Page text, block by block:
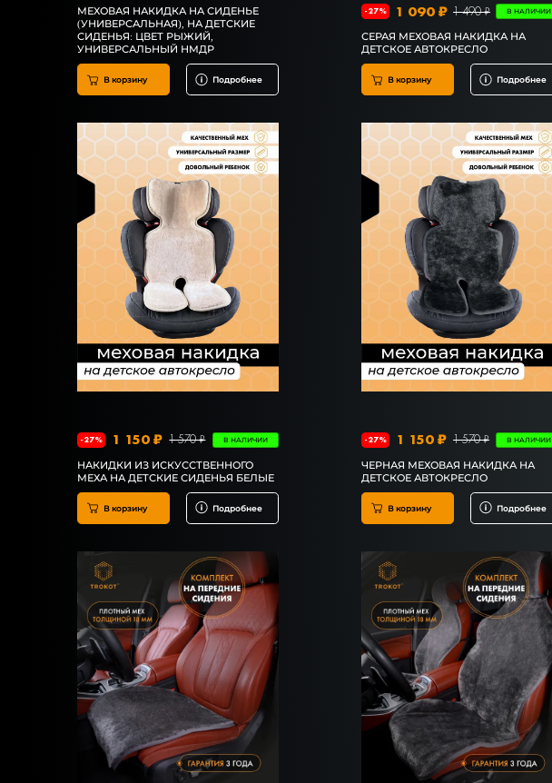
МЕХОВАЯ НАКИДКА НА СИДЕНЬЕ
(УНИВЕРСАЛЬНАЯ), НА ДЕТСКИЕ
СИДЕНЬЯ: ЦВЕТ РЫЖИЙ,
УНИВЕРСАЛЬНЫЙ НМДР
В корзину Подробнее
-27% 1 090 ₽ 1 490 ₽ В НАЛИЧИИ
СЕРАЯ МЕХОВАЯ НАКИДКА НА
ДЕТСКОЕ АВТОКРЕСЛО
В корзину Подробнее
-27% 1 150 ₽ 1 570 ₽ В НАЛИЧИИ
НАКИДКИ ИЗ ИСКУССТВЕННОГО
МЕХА НА ДЕТСКИЕ СИДЕНЬЯ БЕЛЫЕ
В корзину Подробнее
-27% 1 150 ₽ 1 570 ₽ В НАЛИЧИИ
ЧЕРНАЯ МЕХОВАЯ НАКИДКА НА
ДЕТСКОЕ АВТОКРЕСЛО
В корзину Подробнее